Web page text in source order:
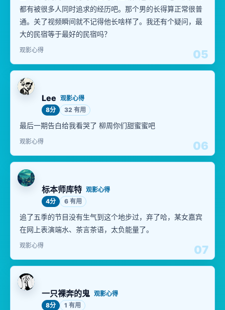
05
都有被很多人同时追求的经历吧。那个男的长得算正常很普
通。关了视频瞬间就不记得他长啥样了。我还有个疑问，最
大的民宿等于最好的民宿吗？
观影心得
06
Lee 观影心得
8分
32 有用
最后一期告白给我看哭了 柳周你们甜蜜蜜吧
观影心得
07
标本师库特 观影心得
4分
6 有用
追了五季的节目没有生气到这个地步过，弃了哈，某女嘉宾
在网上表演端水、茶言茶语，太负能量了。
观影心得
一只裸奔的鬼 观影心得
8分
1 有用